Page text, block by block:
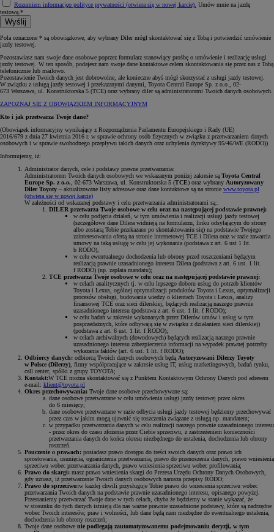
Rozumiem informacjęo polityce prywatności (otwiera się w nowej karcie) Umów mnie na jazdę
testową.*
Wyślij
Pola oznaczone * są obowiązkowe, aby wybrany Diler mógł skontaktować się z Tobą i potwierdzić umówienie
jazdy testowej.
Pozostawiasz nam swoje dane osobowe poprzez formularz stanowiący prośbę o umówienie i realizację usługi
jazdy testowej. W ten sposób, podajesz nam swoje dane kontaktowe celem skontaktowania się przez nas z Tobą
telefonicznie lub mailowo.
Pozostawienie Twoich danych jest dobrowolne, ale konieczne abyś mógł skorzystać z usługi jazdy testowej.
W związku z usługą jazdy testowej i przekazanymi danymi, Toyota Central Europe Sp. z o.o., 02-
673 Warszawa, ul. Konstruktorska 5 (TCE) oraz wybrany diler są administratorami Twoich danych osobowych.
ZAPOZNAJ SIĘ Z OBOWIĄZKIEM INFORMACYJNYM
Kto i jak przetwarza Twoje dane?
(Obowiązek informacyjny wynikający z Rozporządzenia Parlamentu Europejskiego i Rady (UE)
2016/679 z dnia 27 kwietnia 2016 r. w sprawie ochrony osób fizycznych w związku z przetwarzaniem danych
osobowych i w sprawie swobodnego przepływu takich danych oraz uchylenia dyrektywy 95/46/WE (RODO))
Informujemy, iż:
Administrator danych, cele i podstawy prawne przetwarzania:
Administratorem Twoich danych osobowych we wskazanym poniżej zakresie są Toyota Central
Europe Sp. z o.o. , 02-673 Warszawa, ul. Konstruktorska 5 (TCE) oraz wybrany Autoryzowany
Diler Toyoty – aktualizowane listy adresowe oraz dane kontaktowe są na stronie www.toyota.pl
(otwiera się w nowej karcie)
W zależności od wskazanej podstawy i celu przetwarzania administratorami są:.
DILER przetwarza Twoje osobowe w celu oraz na następującej podstawie prawnej:
w celu podjęcia działań, w tym umówienia i realizacji usługi jazdy testowej
(szczegółowe dane Dilera widnieją na formularzu, linku odsyłającym do strony
albo zostaną Tobie przekazane po skontaktowaniu się) na podstawie Twojego
zainteresowania ofertą na stronie internetowej TCE i Dilera oraz w razie zawarcia
umowy na taką usługę w celu jej wykonania (podstawa z art. 6 ust 1 lit.
b RODO),
w celu ewentualnego dochodzenia lub obrony przed roszczeniami będącym
realizacją prawnie uzasadnionego interesu Dilera (podstawa z art. 6 ust. 1 lit.
f RODO) (np. zapłata mandatu);
TCE przetwarza Twoje osobowe w celu oraz na następującej podstawie prawnej:
w celach analitycznych tj. w celu lepszego doboru usług do potrzeb klientów
Toyota i Lexus, ogólnej optymalizacji produktów Toyota i Lexus, optymalizacji
procesów obsługi, budowania wiedzy o klientach Toyota i Lexus, analizy
finansowej TCE oraz sieci dilerskiej, będących realizacją naszego prawnie
uzasadnionego interesu (podstawa z art. 6 ust. 1 lit. f RODO);
w celu badań w zakresie wykonanych przez Dilerów umów i usług w tym
posprzedażnych, które odbywają się w związku z działaniem sieci dilerskiej)
(podstawa z art. 6 ust. 1 lit. f RODO);
w celach archiwalnych (dowodowych) będących realizacją naszego prawnie
uzasadnionego interesu zabezpieczenia informacji na wypadek prawnej potrzeby
wykazania faktów (art. 6 ust. 1 lit. f RODO);
Odbiorcy danych: odbiorcą Twoich danych osobowych będą Autoryzowani Dilerzy Toyoty
w Polsce (Dilerzy) , firmy współpracujące w zakresie usług IT, usług marketingowych, badań rynku,
call center, spółki z grupy TOYOTA;
Kontakt:W TCE można skontaktować się z Punktem Kontaktowym Ochrony Danych pod adresem
e-mail: klient@toyota.pl
Okres przechowywania: Twoje dane osobowe przechowywane są:
dane osobowe przetwarzane w celu umówienia usługi jazdy testowej przez okres
do 6 miesięcy;
dane osobowe przetwarzane w razie odbycia usługi jazdy testowej będziemy przechowywać
przez czas w jakim mogą ujawnić się roszczenia związane z usługą np. mandatem;
w przypadku przetwarzania danych w celu realizacji naszego prawnie uzasadnionego interesu
- przez okres do czasu złożenia przez Ciebie sprzeciwu, z zastrzeżeniem konieczności
przetwarzania danych do końca okresu niezbędnego do ustalenia, dochodzenia lub obrony
roszczeń.
Pouczenie o prawach: posiadasz prawo dostępu do treści swoich danych oraz prawo ich
sprostowania, usunięcia, ograniczenia przetwarzania, prawo do przenoszenia danych, prawo wniesienia
sprzeciwu wobec przetwarzania danych, prawo wniesienia sprzeciwu wobec profilowania;
Prawo do skargi: masz prawo wniesienia skargi do Prezesa Urzędu Ochrony Danych Osobowych,
gdy uznasz, iż przetwarzanie Twoich danych osobowych narusza przepisy RODO;
Prawo do sprzeciwu:w każdej chwili przysługuje Tobie prawo do wniesienia sprzeciwu wobec
przetwarzania Twoich danych na podstawie prawnie uzasadnionego interesu, opisanego powyżej.
Przestaniemy przetwarzać Twoje dane w tych celach, chyba że będziemy w stanie wykazać, że
w stosunku do tych danych istnieją dla nas ważne prawnie uzasadnione podstawy, które są nadrzędne
wobec Twoich interesów, praw i wolności, lub dane będą nam niezbędne do ewentualnego ustalenia,
dochodzenia lub obrony roszczeń;
Twoje dane osobowe nie podlegają zautomatyzowanemu podejmowaniu decyzji, w tym